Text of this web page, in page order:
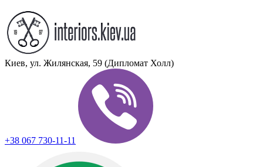
Киев, ул. Жилянская, 59 (Дипломат Холл)
+38 067 730-11-11